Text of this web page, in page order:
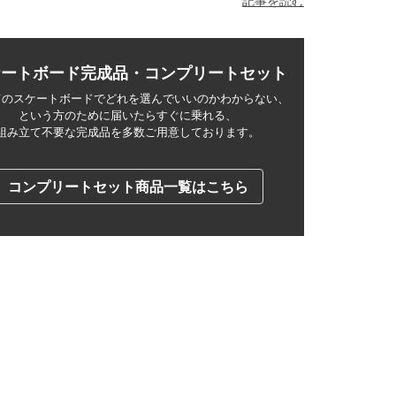
トボード完成品・コンプリートセット
スケートボードでどれを選んでいいのかわからない、
という方のために届いたらすぐに乗れる、
み立て不要な完成品を多数ご用意しております。
コンプリートセット商品一覧はこちら